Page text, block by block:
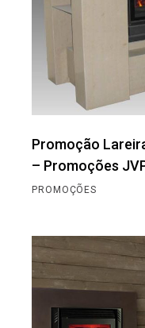
Promoção
– Promoções
PROMOÇÕES